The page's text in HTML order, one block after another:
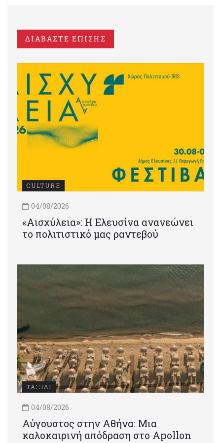
ΔΙΑΒΑΣΤΕ ΕΠΙΣΗΣ
CULTURE
04/08/2026
«Αισχύλεια»: Η Ελευσίνα ανανεώνει
το πολιτιστικό μας ραντεβού
ΤΑΞΙΔΙ
04/08/2026
Αύγουστος στην Αθήνα: Μια
καλοκαιρινή απόδραση στο Apollon